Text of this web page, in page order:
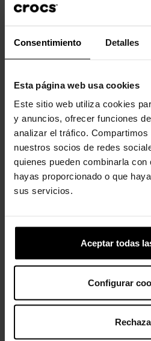
Consentimiento Detalles
Esta página web usa cookies
Este sitio web utiliza cookies
y anuncios, ofrecer funciones
analizar el tráfico. Compartimos
nuestros socios de redes
quienes pueden combinarla
hayas proporcionado o que
sus servicios.
Aceptar todas
Configurar
perfeito para qualquer ocasião.
Perfeito para a água e flutuante,
Os orifícios de ventilação
enquanto absorvem água e sujeira.
A tira traseira giratória permite um
Clientes que
produto também